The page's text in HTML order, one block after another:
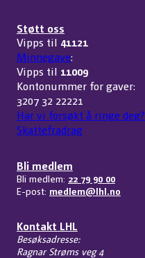
Støtt oss
Vipps til 41121
Minnegave:
Vipps til 11009
Kontonummer for gaver:
3207 32 22221
Har vi forsøkt å ringe deg?
Skattefradrag
Bli medlem
Bli medlem: 22 79 90 00
E-post: medlem@lhl.no
Kontakt LHL
Besøksadresse:
Ragnar Strøms veg 4